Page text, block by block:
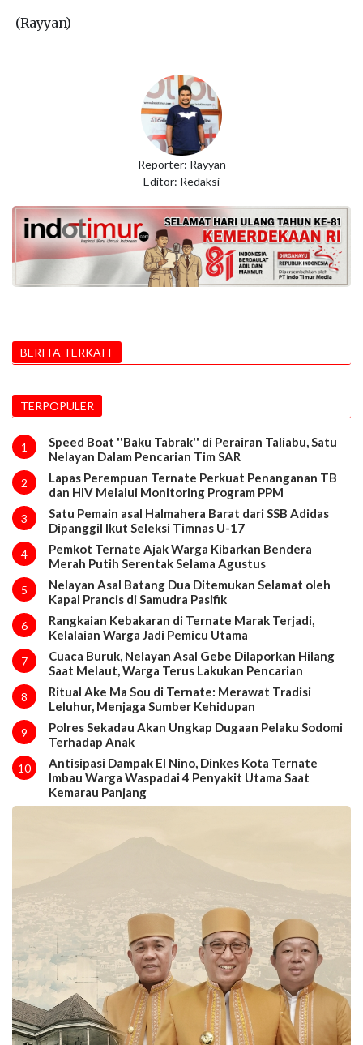
(Rayyan)
Reporter: Rayyan
Editor: Redaksi
BERITA TERKAIT
TERPOPULER
1
Speed Boat ''Baku Tabrak'' di Perairan Taliabu, Satu
Nelayan Dalam Pencarian Tim SAR
2
Lapas Perempuan Ternate Perkuat Penanganan TB
dan HIV Melalui Monitoring Program PPM
3
Satu Pemain asal Halmahera Barat dari SSB Adidas
Dipanggil Ikut Seleksi Timnas U-17
4
Pemkot Ternate Ajak Warga Kibarkan Bendera
Merah Putih Serentak Selama Agustus
5
Nelayan Asal Batang Dua Ditemukan Selamat oleh
Kapal Prancis di Samudra Pasifik
6
Rangkaian Kebakaran di Ternate Marak Terjadi,
Kelalaian Warga Jadi Pemicu Utama
7
Cuaca Buruk, Nelayan Asal Gebe Dilaporkan Hilang
Saat Melaut, Warga Terus Lakukan Pencarian
8
Ritual Ake Ma Sou di Ternate: Merawat Tradisi
Leluhur, Menjaga Sumber Kehidupan
9
Polres Sekadau Akan Ungkap Dugaan Pelaku Sodomi
Terhadap Anak
10
Antisipasi Dampak El Nino, Dinkes Kota Ternate
Imbau Warga Waspadai 4 Penyakit Utama Saat
Kemarau Panjang